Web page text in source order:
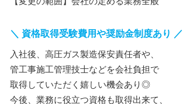
＼ 資格取得受験費用や奨励金制度あり ／
入社後、高圧ガス製造保安責任者や、
管工事施工管理技士などを会社負担で
取得していただく嬉しい機会あり◎
今後、業務に役立つ資格も取得出来て、